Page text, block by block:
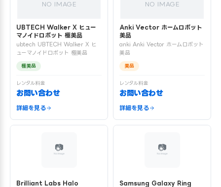
NO IMAGE
UBTECH Walker X ヒュー
マノイドロボット 極美品
ubtech UBTECH Walker X ヒ
ューマノイドロボット 極美品
極美品
レンタル料金
お問い合わせ
詳細を見る
NO IMAGE
Anki Vector ホームロボット
美品
anki Anki Vector ホームロボット
美品
美品
レンタル料金
お問い合わせ
詳細を見る
Brilliant Labs Halo Samsung Galaxy Ring